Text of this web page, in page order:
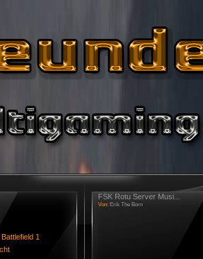
1
FSK Rotu Server Musi...
Von: Erik The Born